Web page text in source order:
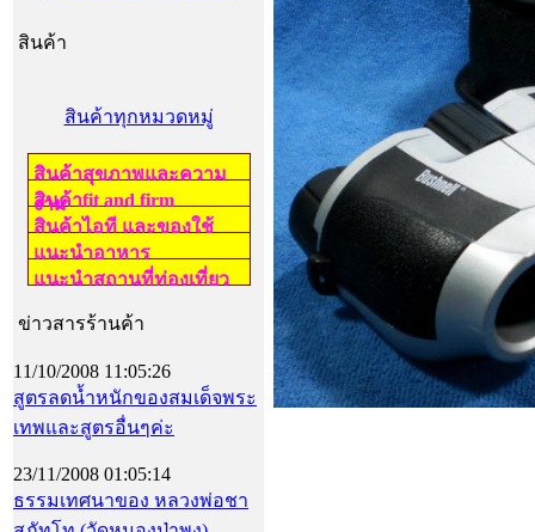
สินค้า
สินค้าทุกหมวดหมู่
สินค้าสุขภาพและความ
งาม
สินค้าfit and firm
สินค้าไอที และของใช้
แนะนำอาหาร
แนะนำสถานที่ท่องเที่ยว
ข่าวสารร้านค้า
11/10/2008 11:05:26
สูตรลดน้ำหนักของสมเด็จพระ
เทพและสูตรอื่นๆค่ะ
23/11/2008 01:05:14
ธรรมเทศนาของ หลวงพ่อชา